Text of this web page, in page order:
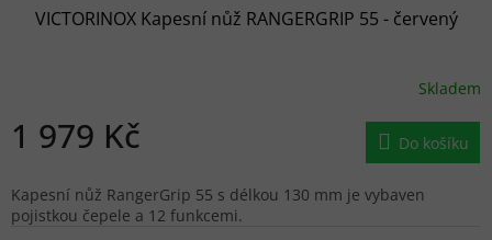
VICTORINOX Kapesní nůž RANGERGRIP 55 - červený
Skladem
1 979 Kč Do košíku
Kapesní nůž RangerGrip 55 s délkou 130 mm je vybaven
pojistkou čepele a 12 funkcemi.